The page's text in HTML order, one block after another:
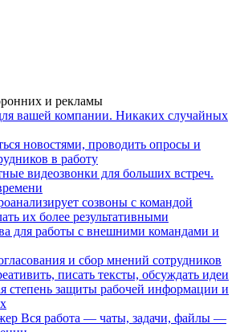
и рекламы
вашей компании. Никаких случайных
новостями, проводить опросы и
в работу
видеозвонки для больших встреч.
созвоны с командой
их более результативными
для работы с внешними командами и
и сбор мнений сотрудников
писать тексты, обсуждать идеи
степень защиты рабочей информации и
Вся работа — чаты, задачи, файлы —